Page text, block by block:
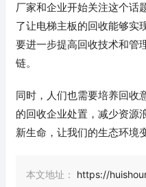
厂家和企业开始关注这个话
了让电梯主板的回收能够实
要进一步提高回收技术和管
链。
同时，人们也需要培养回收
的回收企业处置，减少资源
新生命，让我们的生态环境
本文地址：
https://